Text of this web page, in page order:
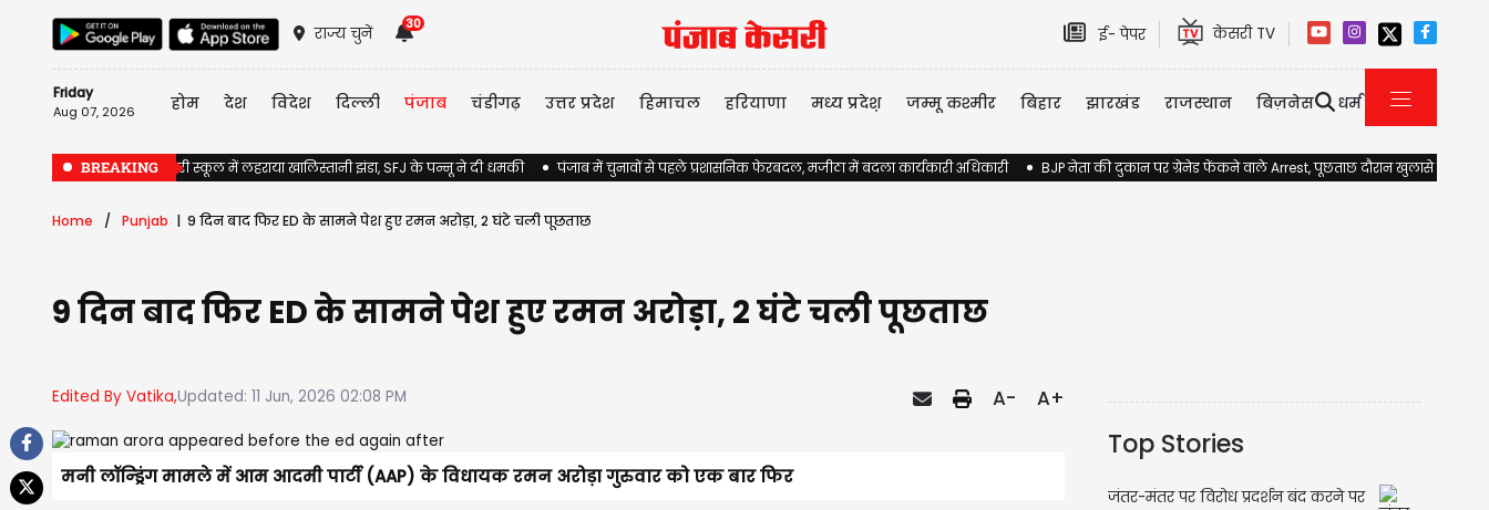
राज्य चुनें
30
ई- पेपर केसरी TV
Friday
Aug 07, 2026 होम देश विदेश दिल्ली पंजाब चंडीगढ़ उत्तर प्रदेश हिमाचल हरियाणा मध्य प्रदेश़ जम्मू कश्मीर बिहार झारखंड राजस्थान बिज़नेस धर्म
BREAKING
Jalandhar के सरकारी स्कूल में लहराया खालिस्तानी झंडा, SFJ के पन्नू ने दी धमकी पंजाब में चुनावों से पहले प्रशासनिक फेरबदल, मजीठा में बदला कार्यकारी अधिकारी BJP नेता की दुकान पर ग्रेनेड फेंकने वाले Arrest, पूछताछ दौरान खुलासे होने की
Home Punjab 9 दिन बाद फिर ED के सामने पेश हुए रमन अरोड़ा, 2 घंटे चली पूछताछ
9 दिन बाद फिर ED के सामने पेश हुए रमन अरोड़ा, 2 घंटे चली पूछताछ
Edited By Vatika,Updated: 11 Jun, 2026 02:08 PM A- A+
मनी लॉन्ड्रिंग मामले में आम आदमी पार्टी (AAP) के विधायक रमन अरोड़ा गुरुवार को एक बार फिर
Top Stories
जंतर-मंतर पर विरोध प्रदर्शन बंद करने पर